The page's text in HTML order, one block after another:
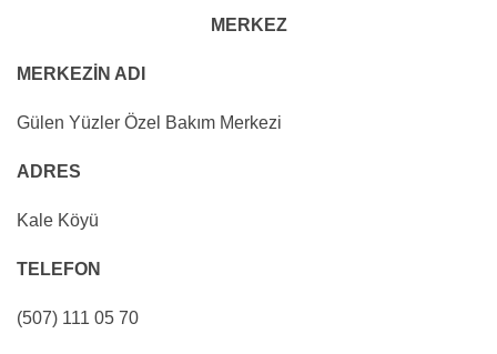
MERKEZ
MERKEZİN ADI
Gülen Yüzler Özel Bakım Merkezi
ADRES
Kale Köyü
TELEFON
(507) 111 05 70